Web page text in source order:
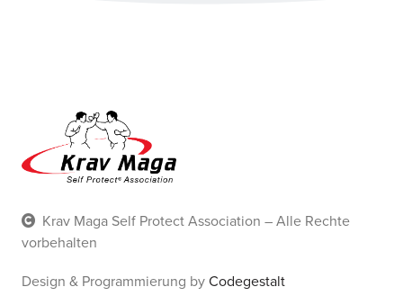
Krav Maga Self Protect Association – Alle Rechte
vorbehalten
Design & Programmierung by Codegestalt